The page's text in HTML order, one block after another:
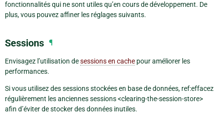
fonctionnalités qui ne sont utiles qu’en cours de développement. De
plus, vous pouvez affiner les réglages suivants.
Sessions ¶
Envisagez l’utilisation desessions en cache pour améliorer les
performances.
Si vous utilisez des sessions stockées en base de données, ref:effacez
régulièrement les anciennes sessions <clearing-the-session-store>
afin d’éviter de stocker des données inutiles.